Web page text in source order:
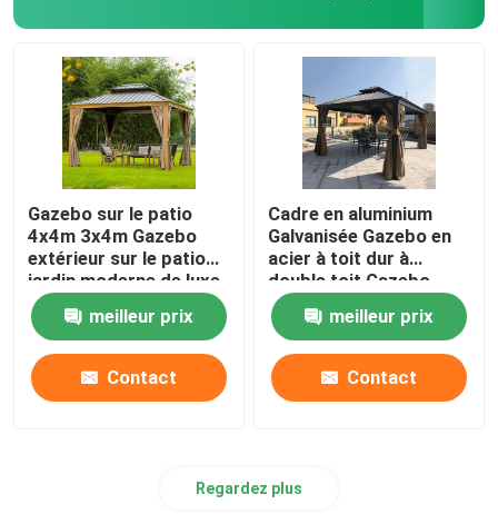
Gazebo sur le patio
4x4m 3x4m Gazebo
extérieur sur le patio
jardin moderne de luxe
meilleur prix
Contact
Cadre en aluminium
Galvanisée Gazebo en
acier à toit dur à
double toit Gazebo
extérieur à toit dur
meilleur prix
Contact
Regardez plus